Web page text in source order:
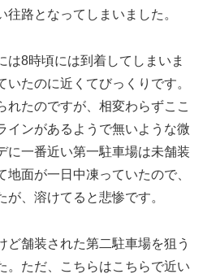
路となってしまいました。
は8時頃には到着してしまいま
いたのに近くてびっくりです。
れたのですが、相変わらずここ
インがあるようで無いような微
に一番近い第一駐車場は未舗装
面が一日中凍っていたので、
、溶けてると悲惨です。
ど舗装された第二駐車場を狙う
。ただ、こちらはこちらで近い